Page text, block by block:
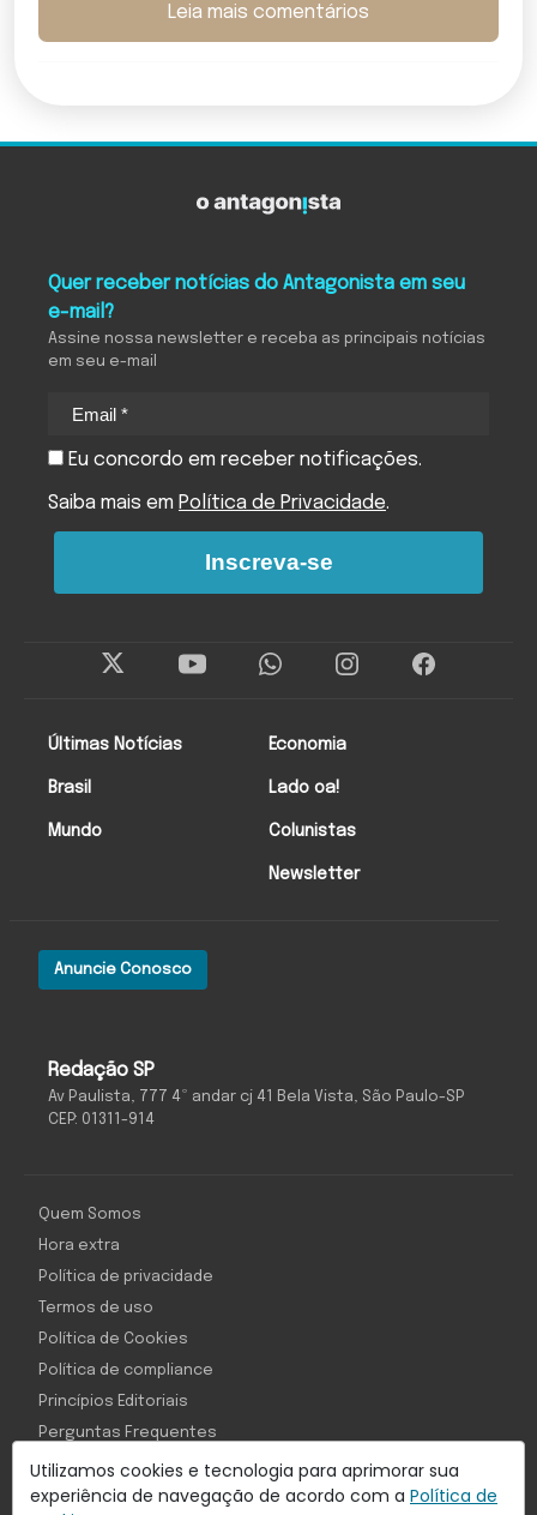
Leia mais comentários
Utilizamos cookies e tecnologia para aprimorar sua
experiência de navegação de acordo com a Política de
Redação SP
Av Paulista, 777 4º andar cj 41 Bela Vista, São Paulo-SP
CEP: 01311-914
Anuncie Conosco
Últimas Notícias
Brasil
Mundo
Economia
Lado oa!
Colunistas
Newsletter
Quer receber notícias do Antagonista em seu
e-mail?
Assine nossa newsletter e receba as principais notícias
em seu e-mail
Eu concordo em receber notificações.
Saiba mais em Política de Privacidade.
Inscreva-se
Quem Somos
Hora extra
Política de privacidade
Termos de uso
Política de Cookies
Política de compliance
Princípios Editoriais
Perguntas Frequentes